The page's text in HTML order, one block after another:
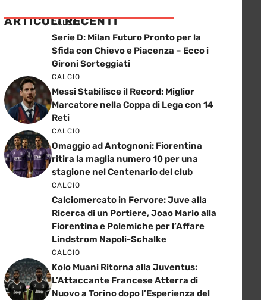
ARTICOLI RECENTI
CALCIO
Serie D: Milan Futuro Pronto per la
Sfida con Chievo e Piacenza – Ecco i
Gironi Sorteggiati
CALCIO
Messi Stabilisce il Record: Miglior
Marcatore nella Coppa di Lega con 14
Reti
CALCIO
Omaggio ad Antognoni: Fiorentina
ritira la maglia numero 10 per una
stagione nel Centenario del club
CALCIO
Calciomercato in Fervore: Juve alla
Ricerca di un Portiere, Joao Mario alla
Fiorentina e Polemiche per l’Affare
Lindstrom Napoli-Schalke
CALCIO
Kolo Muani Ritorna alla Juventus:
L’Attaccante Francese Atterra di
Nuovo a Torino dopo l’Esperienza del